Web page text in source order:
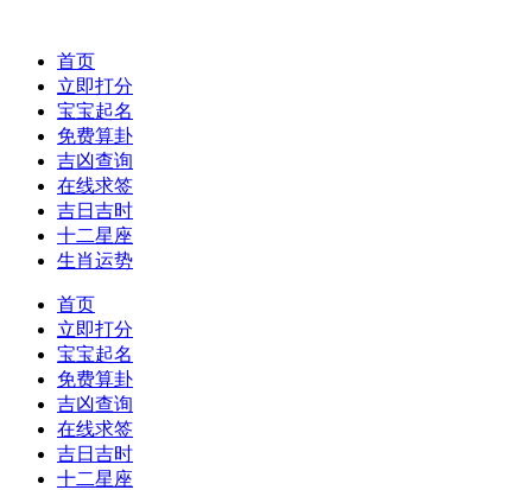
首页
立即打分
宝宝起名
免费算卦
吉凶查询
在线求签
吉日吉时
十二星座
生肖运势
首页
立即打分
宝宝起名
免费算卦
吉凶查询
在线求签
吉日吉时
十二星座